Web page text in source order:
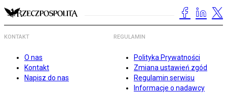
KONTAKT
O nas
Kontakt
Napisz do nas
REGULAMIN
Polityka Prywatności
Zmiana ustawień zgód
Regulamin serwisu
Informacje o nadawcy